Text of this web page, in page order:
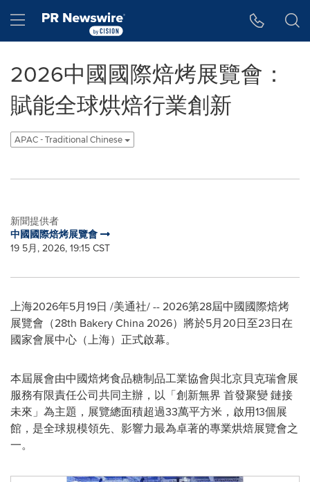
Hamburger menu
2026中國國際焙烤展覽會：
賦能全球烘焙行業創新
APAC - Traditional Chinese
新聞提供者
中國國際焙烤展覽會
19 5月, 2026, 19:15 CST
上海2026年5月19日 /美通社/ -- 2026第28屆中國國際焙烤
展覽會（28th Bakery China 2026）將於5月20日至23日在
國家會展中心（上海）正式啟幕。
本屆展會由中國焙烤食品糖制品工業協會與北京貝克瑞會展
服務有限責任公司共同主辦，以「創新無界 首發聚變 鏈接
未來」為主題，展覽總面積超過33萬平方米，啟用13個展
館，是全球規模領先、影響力最為卓著的專業烘焙展覽會之
一。